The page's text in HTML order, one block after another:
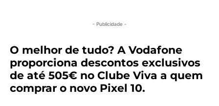
- Publicidade -
O melhor de tudo? A Vodafone
proporciona descontos exclusivos
de até 505€ no Clube Viva a quem
comprar o novo Pixel 10.